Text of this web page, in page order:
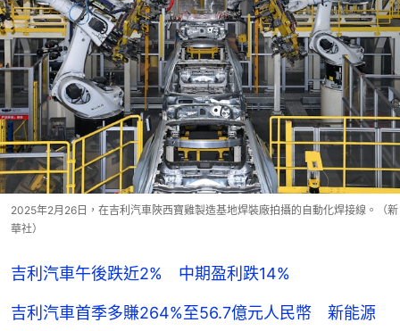
2025年2月26日，在吉利汽車陜西寶雞製造基地焊裝廠拍攝的自動化焊接線。（新
華社）
吉利汽車午後跌近2% 中期盈利跌14%
吉利汽車首季多賺264%至56.7億元人民幣 新能源